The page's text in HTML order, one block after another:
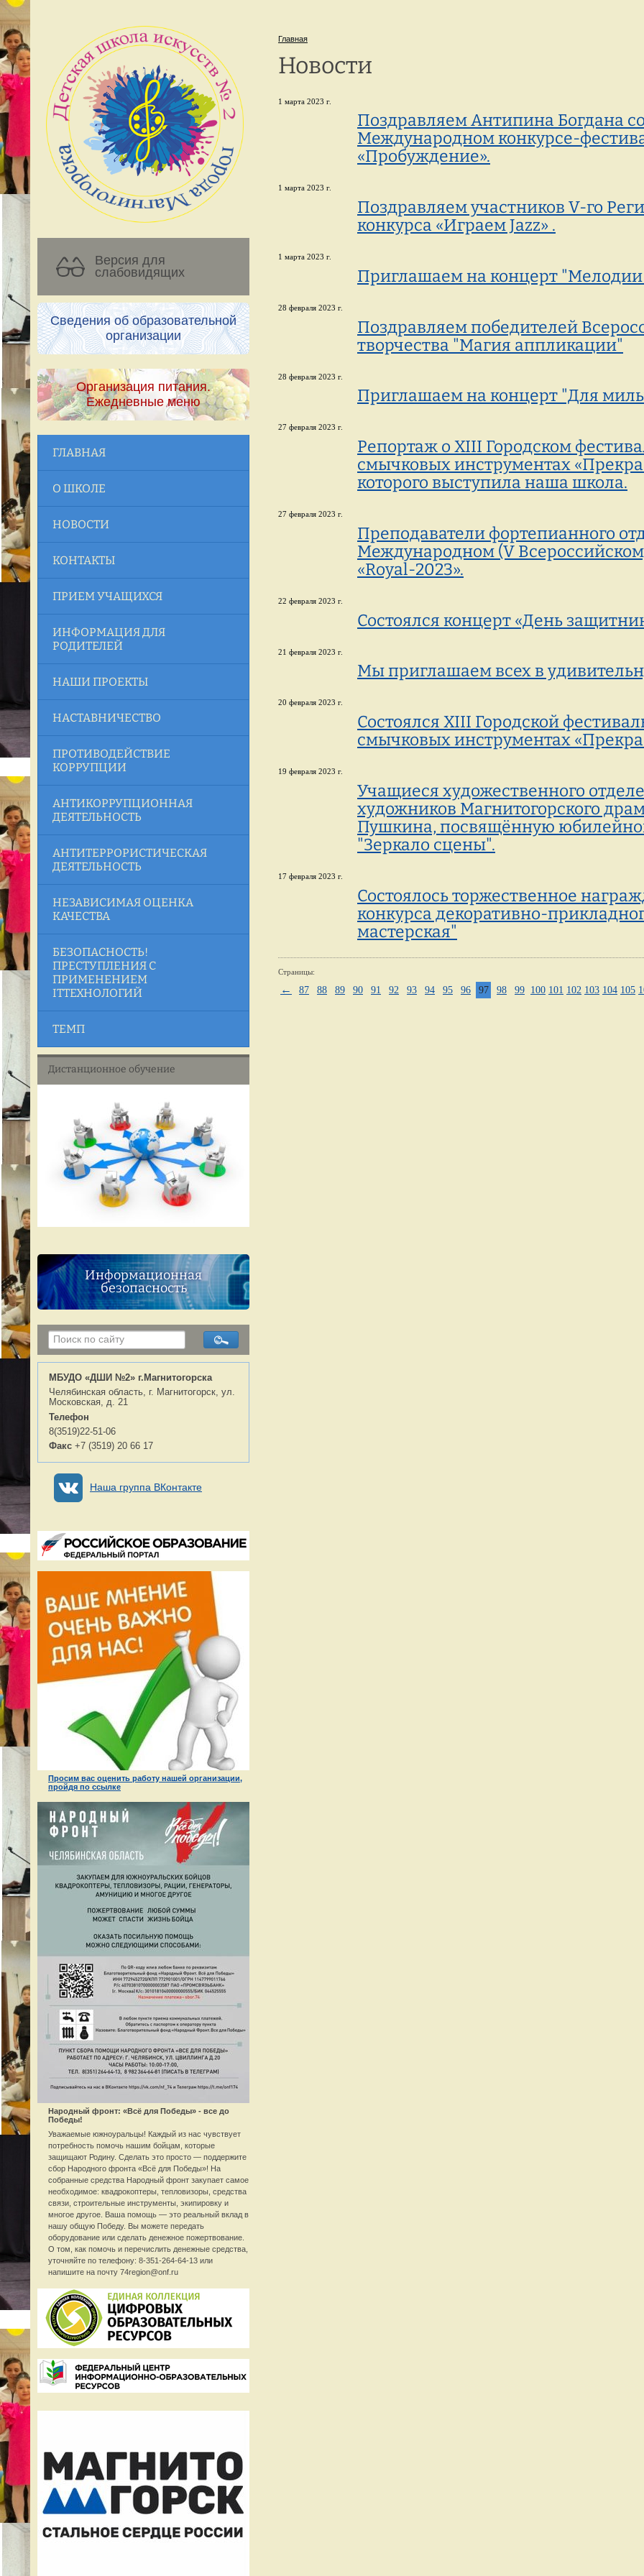
Версия для
слабовидящих
Сведения об образовательной
организации
Организация питания.
Ежедневные меню
ГЛАВНАЯ
О ШКОЛЕ
НОВОСТИ
КОНТАКТЫ
ПРИЕМ УЧАЩИХСЯ
ИНФОРМАЦИЯ ДЛЯ
РОДИТЕЛЕЙ
НАШИ ПРОЕКТЫ
НАСТАВНИЧЕСТВО
ПРОТИВОДЕЙСТВИЕ
КОРРУПЦИИ
АНТИКОРРУПЦИОННАЯ
ДЕЯТЕЛЬНОСТЬ
АНТИТЕРРОРИСТИЧЕСКАЯ
ДЕЯТЕЛЬНОСТЬ
НЕЗАВИСИМАЯ ОЦЕНКА
КАЧЕСТВА
БЕЗОПАСНОСТЬ!
ПРЕСТУПЛЕНИЯ С
ПРИМЕНЕНИЕМ
ITТЕХНОЛОГИЙ
ТЕМП
Дистанционное обучение
Информационная
безопасность
МБУДО «ДШИ №2» г.Магнитогорска
Челябинская область, г. Магнитогорск, ул.
Московская, д. 21
Телефон
8(3519)22-51-06
Факс +7 (3519) 20 66 17
Наша группа ВКонтакте
Просим вас оценить работу нашей организации,
пройдя по ссылке
Народный фронт: «Всё для Победы» - все до
Победы!
Уважаемые южноуральцы! Каждый из нас чувствует
потребность помочь нашим бойцам, которые
защищают Родину. Сделать это просто — поддержите
сбор Народного фронта «Всё для Победы»! На
собранные средства Народный фронт закупает самое
необходимое: квадрокоптеры, тепловизоры, средства
связи, строительные инструменты, экипировку и
многое другое. Ваша помощь — это реальный вклад в
нашу общую Победу. Вы можете передать
оборудование или сделать денежное пожертвование.
О том, как помочь и перечислить денежные средства,
уточняйте по телефону: 8-351-264-64-13 или
напишите на почту 74region@onf.ru
Главная
Новости
1 марта 2023 г.
Поздравляем Антипина Богдана
Международном конкурсе-
«Пробуждение».
1 марта 2023 г.
Поздравляем участников V-го
конкурса «Играем Jazz» .
1 марта 2023 г.
Приглашаем на концерт
28 февраля 2023 г.
Поздравляем победителей
творчества "Магия аппликации"
28 февраля 2023 г.
Приглашаем на концерт "Для
27 февраля 2023 г.
Репортаж о XIII Городском
смычковых инструментах
которого выступила наша школа.
27 февраля 2023 г.
Преподаватели фортепианного
Международном (V
«Royal-2023».
22 февраля 2023 г.
Состоялся концерт «День
21 февраля 2023 г.
Мы приглашаем всех в
20 февраля 2023 г.
Состоялся XIII Городской
смычковых инструментах
19 февраля 2023 г.
Учащиеся художественного
художников Магнитогорского
Пушкина, посвящённую
"Зеркало сцены".
17 февраля 2023 г.
Состоялось торжественное
конкурса декоративно-
мастерская"
Страницы:
← 87 88 89 90 91 92 93 94 95 96 97 98 99 100 101 102 103 104 105